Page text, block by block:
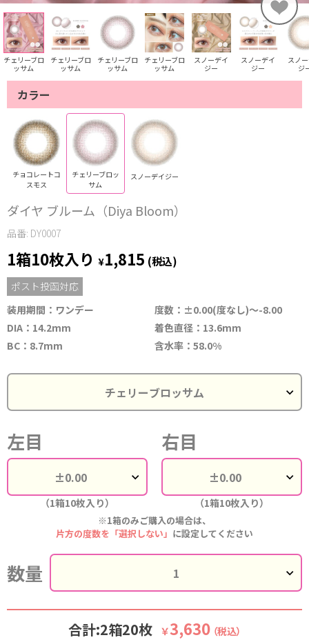
チェリーブロ
ッサム
チェリーブロ
ッサム
チェリーブロ
ッサム
チェリーブロ
ッサム
スノーデイ
ジー
スノーデイ
ジー
スノ
ジ
カラー
チョコレートコ
スモス
チェリーブロッ
サム
スノーデイジー
ダイヤ ブルーム（Diya Bloom）
品番: DY0007
1箱10枚入り ¥1,815 (税込)
ポスト投函対応
装用期間：ワンデー
度数：±0.00(度なし)〜-8.00
DIA：14.2mm
着色直径：13.6mm
BC：8.7mm
含水率：58.0%
左目
（1箱10枚入り）
右目
（1箱10枚入り）
※1箱のみご購入の場合は、
片方の度数を「選択しない」 に設定してください
数量
合計:2箱20枚 ￥3,630 （税込）